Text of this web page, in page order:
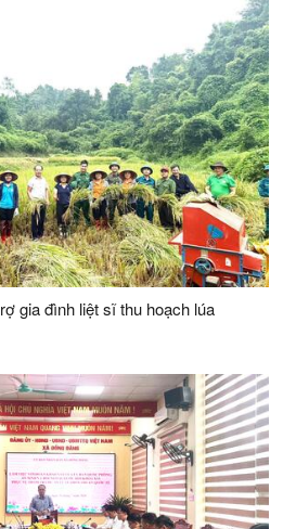
gia đình liệt sĩ thu hoạch lúa